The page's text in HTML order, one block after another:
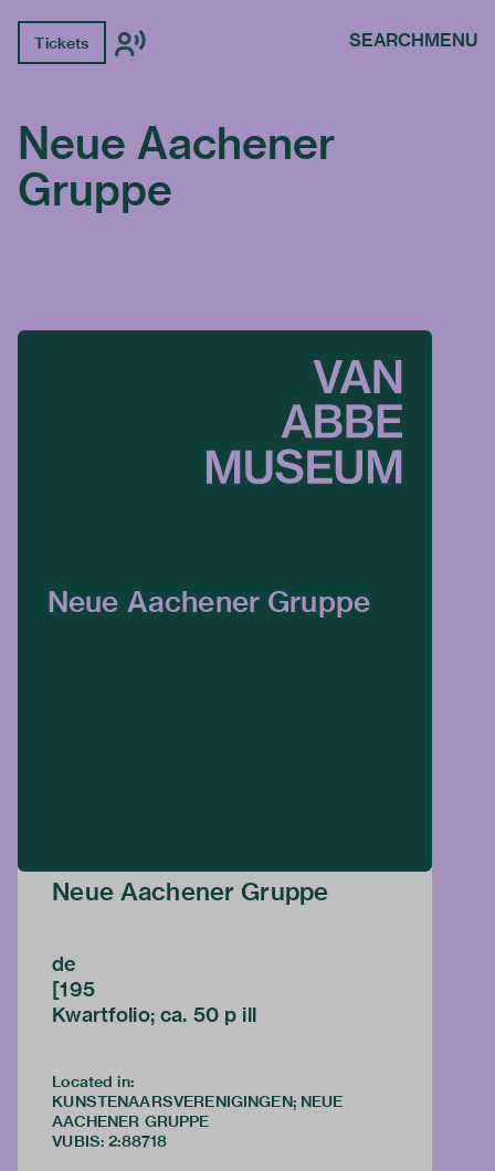
Tickets SEARCHMENU
Neue Aachener
Gruppe
Neue Aachener Gruppe
Neue Aachener Gruppe
de
[195
Kwartfolio; ca. 50 p ill
Located in:
KUNSTENAARSVERENIGINGEN; NEUE
AACHENER GRUPPE
VUBIS: 2:88718